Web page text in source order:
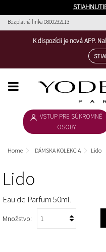
Bezplatná linka 0800232113
K dispozícii je nová APP.
VSTUP PRE SÚKROMNÉ
OSOBY
STIAHNUŤ KATALÓG
THE NICHE COLLECTION
Home DÁMSKA KOLEKCIA Lido
Lido
Eau de Parfum 50ml.
Množstvo: